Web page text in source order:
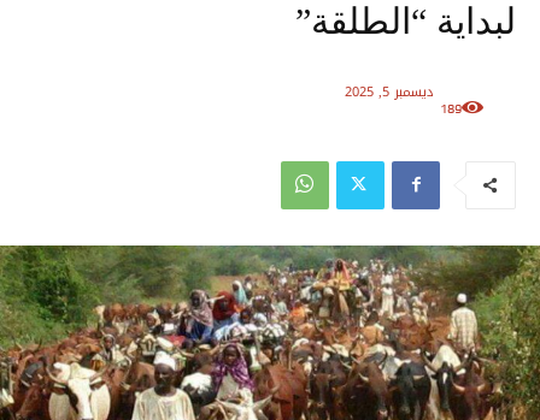
لبداية “الطلقة”
ديسمبر 5, 2025
189